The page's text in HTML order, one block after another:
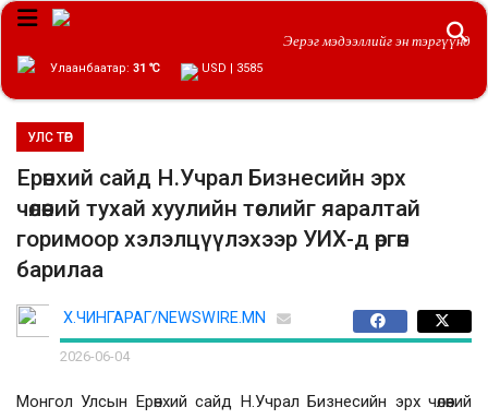
Эерэг мэдээллийг эн тэргүүнд
Улаанбаатар: 31 ℃ USD | 3585
УЛС ТӨР
Ерөнхий сайд Н.Учрал Бизнесийн эрх
чөлөөний тухай хуулийн төслийг яаралтай
горимоор хэлэлцүүлэхээр УИХ-д өргөн
барилаа
Х.ЧИНГАРАГ/NEWSWIRE.MN
2026-06-04
Монгол Улсын Ерөнхий сайд Н.Учрал Бизнесийн эрх чөлөөний